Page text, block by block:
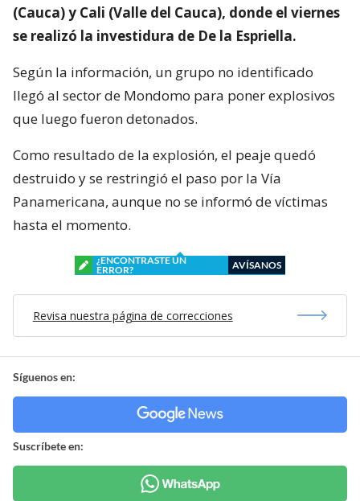
(Cauca) y Cali (Valle del Cauca), donde el viernes
se realizó la investidura de De la Espriella.
Según la información, un grupo no identificado
llegó al sector de Mondomo para poner explosivos
que luego fueron detonados.
Como resultado de la explosión, el peaje quedó
destruido y se restringió el paso por la Vía
Panamericana, aunque no se informó de víctimas
hasta el momento.
¿ENCONTRASTE UN
ERROR?
AVÍSANOS
Revisa nuestra página de correcciones
Síguenos en:
Suscríbete en: